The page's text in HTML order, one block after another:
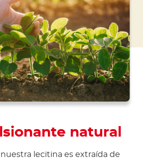
natural
nuestra lecitina es extraída de